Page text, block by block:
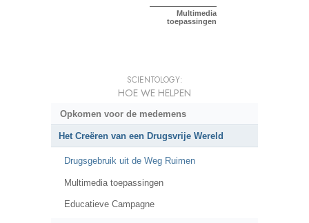
Multimedia
toepassingen
SCIENTOLOGY:
HOE WE HELPEN
Opkomen voor de medemens
Het Creëren van een Drugsvrije Wereld
Drugsgebruik uit de Weg Ruimen
Multimedia toepassingen
Educatieve Campagne